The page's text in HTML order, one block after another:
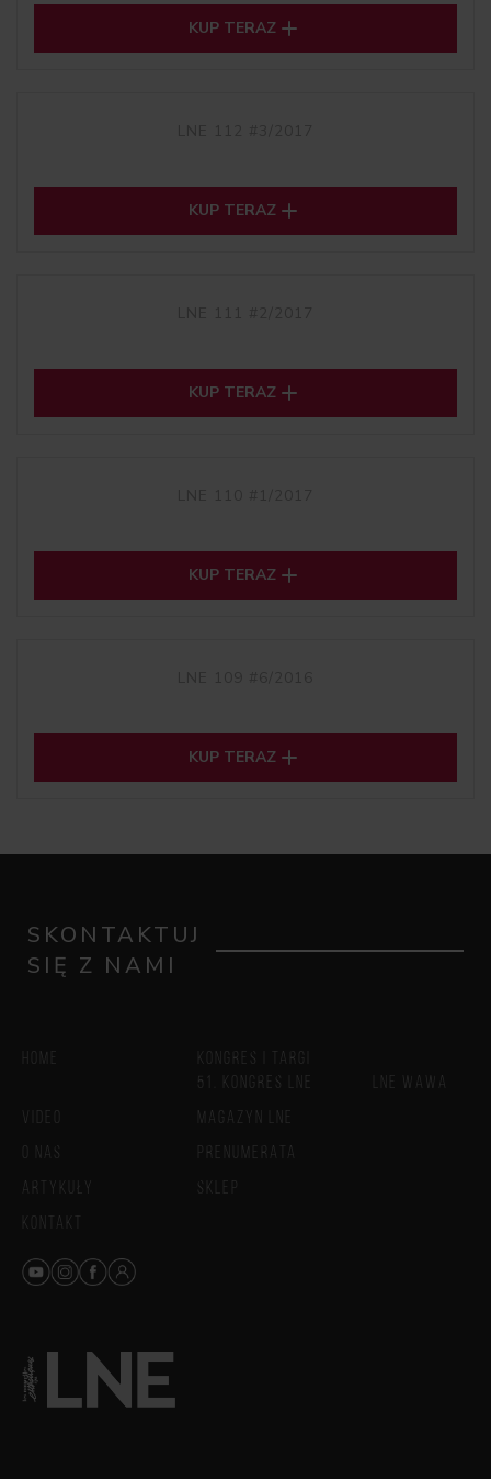
KUP TERAZ 
KUP TERAZ 
KUP TERAZ 
KUP TERAZ 
KUP TERAZ 
SKONTAKTUJ
SIĘ Z NAMI
KONGRES I TARGI
51. KONGRES LNE
LNE WAWA
VIDEO
MAGAZYN LNE
O NAS
PRENUMERATA
ARTYKUŁY
SKLEP